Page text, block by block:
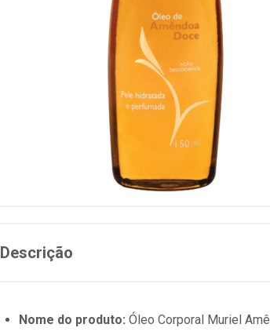
Descrição
Nome do produto: Óleo Corporal Muriel